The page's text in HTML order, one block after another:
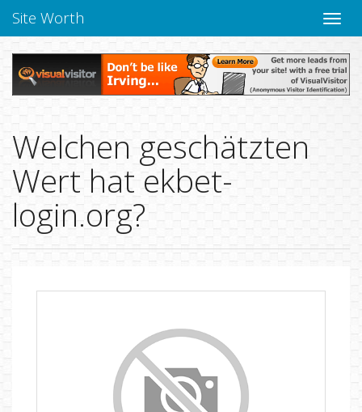
Site Worth
Welchen geschätzten
Wert hat ekbet-
login.org?